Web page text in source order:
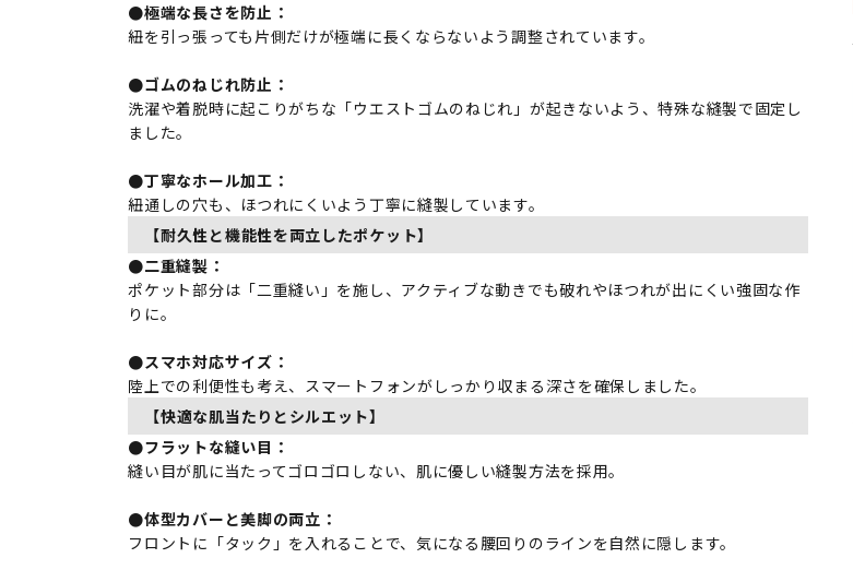
●極端な長さを防止：
紐を引っ張っても片側だけが極端に長くならないよう調整されています。
●ゴムのねじれ防止：
洗濯や着脱時に起こりがちな「ウエストゴムのねじれ」が起きないよう、特殊な縫製で固定し
ました。
●丁寧なホール加工：
紐通しの穴も、ほつれにくいよう丁寧に縫製しています。
【耐久性と機能性を両立したポケット】
●二重縫製：
ポケット部分は「二重縫い」を施し、アクティブな動きでも破れやほつれが出にくい強固な作
りに。
●スマホ対応サイズ：
陸上での利便性も考え、スマートフォンがしっかり収まる深さを確保しました。
【快適な肌当たりとシルエット】
●フラットな縫い目：
縫い目が肌に当たってゴロゴロしない、肌に優しい縫製方法を採用。
●体型カバーと美脚の両立：
フロントに「タック」を入れることで、気になる腰回りのラインを自然に隠します。